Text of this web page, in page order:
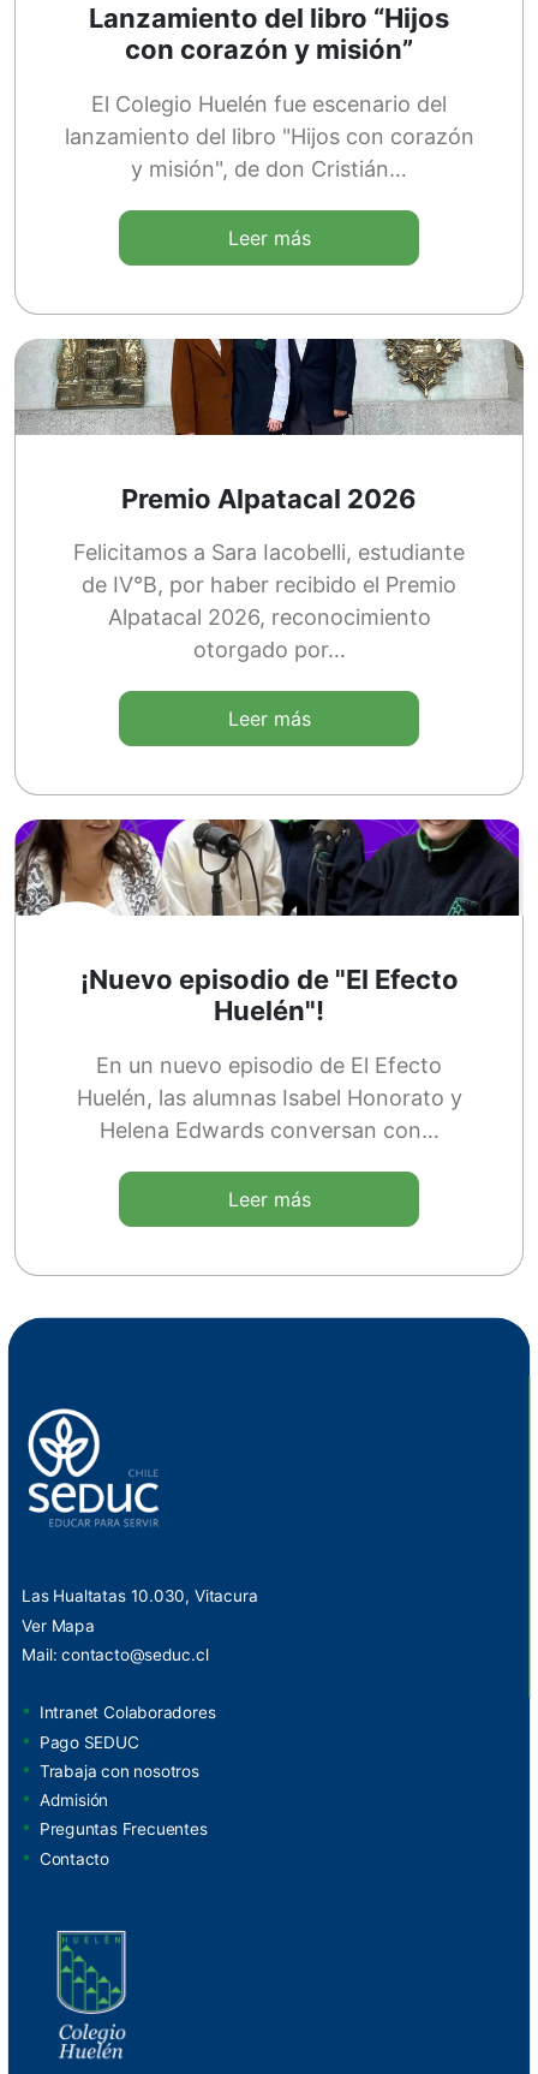
Lanzamiento del libro “Hijos
con corazón y misión”
El Colegio Huelén fue escenario del
lanzamiento del libro "Hijos con corazón
y misión", de don Cristián…
Leer más
Premio Alpatacal 2026
Felicitamos a Sara Iacobelli, estudiante
de IV°B, por haber recibido el Premio
Alpatacal 2026, reconocimiento
otorgado por…
Leer más
¡Nuevo episodio de "El Efecto
Huelén"!
En un nuevo episodio de El Efecto
Huelén, las alumnas Isabel Honorato y
Helena Edwards conversan con…
Leer más
Las Hualtatas 10.030, Vitacura
Ver Mapa
Mail:contacto@seduc.cl
Intranet Colaboradores
Pago SEDUC
Trabaja con nosotros
Admisión
Preguntas Frecuentes
Contacto